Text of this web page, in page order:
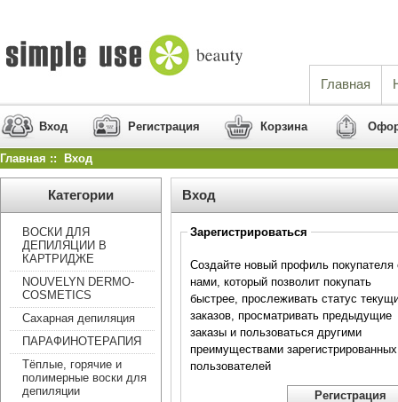
Главная
Вход Регистрация Корзина
Главная :: Вход
Категории
ВОСКИ ДЛЯ
ДЕПИЛЯЦИИ В
КАРТРИДЖЕ
NOUVELYN DERMO-
COSMETICS
Сахарная депиляция
ПАРАФИНОТЕРАПИЯ
Тёплые, горячие и
полимерные воски для
депиляции
Вход
Зарегистрироваться
Создайте новый профиль покупателя
нами, который позволит покупать
быстрее, прослеживать статус
заказов, просматривать предыдущие
заказы и пользоваться другими
преимуществами зарегистрированных
пользователей